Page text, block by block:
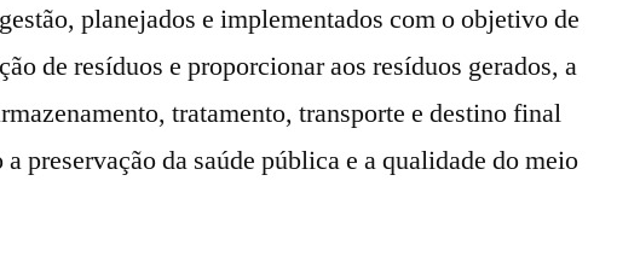
planejados e implementados com o objetivo de
de resíduos e proporcionar aos resíduos gerados, a
tratamento, transporte e destino final
preservação da saúde pública e a qualidade do meio